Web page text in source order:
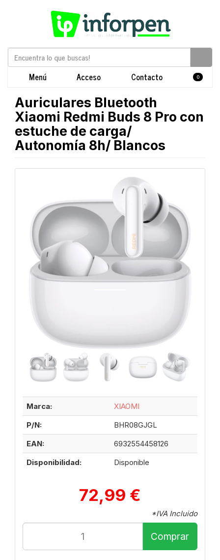
Menú Acceso Contacto 0
Auriculares Bluetooth
Xiaomi Redmi Buds 8 Pro con
estuche de carga/
Autonomía 8h/ Blancos
Marca:
XIAOMI
P/N:
BHR08GJGL
EAN:
6932554458126
Disponibilidad:
Disponible
72,99 €
*IVA Incluido
Comprar